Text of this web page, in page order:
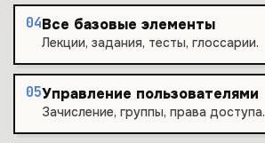
04Все базовые элементы
Лекции, задания, тесты, глоссарии.
05Управление пользователями
Зачисление, группы, права доступа.